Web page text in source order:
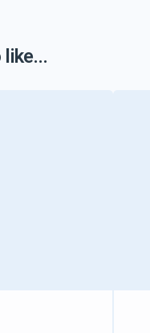
like...